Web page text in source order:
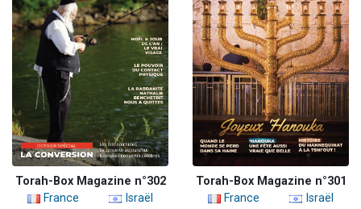
Torah-Box Magazine n°302
France
Israël
Torah-Box Magazine n°301
France
Israël